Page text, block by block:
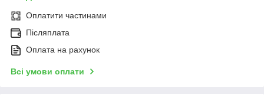
Оплатити частинами
Післяплата
Оплата на рахунок
Всі умови оплати